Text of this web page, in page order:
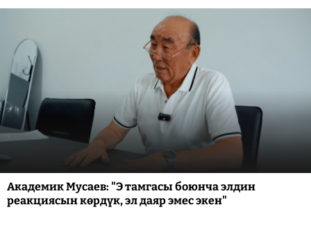
Академик Мусаев: "Э тамгасы боюнча элдин
реакциясын көрдүк, эл даяр эмес экен"